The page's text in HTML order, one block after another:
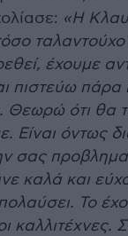
«Η
έχουμε
πιστεύω πάρα
Θεωρώ ότι θα
Είναι όντως
σας
καλά και
Το
καλλιτέχνες.